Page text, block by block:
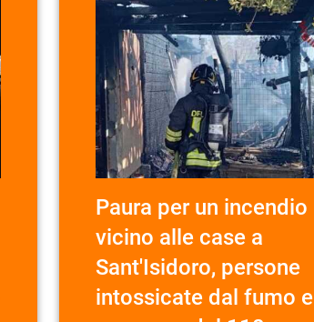
Paura per un incendio
vicino alle case a
Sant'Isidoro, persone
intossicate dal fumo e